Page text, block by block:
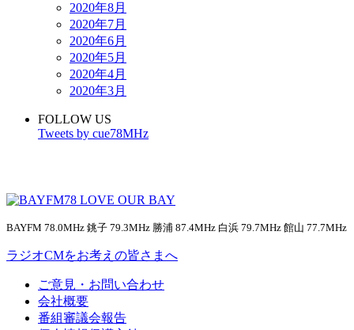
2020年8月
2020年7月
2020年6月
2020年5月
2020年4月
2020年3月
FOLLOW US
Tweets by cue78MHz
BAYFM 78.0MHz 銚子 79.3MHz 勝浦 87.4MHz 白浜 79.7MHz 館山 77.7MHz
ラジオCMをお考えの皆さまへ
ご意見・お問い合わせ
会社概要
番組審議会報告